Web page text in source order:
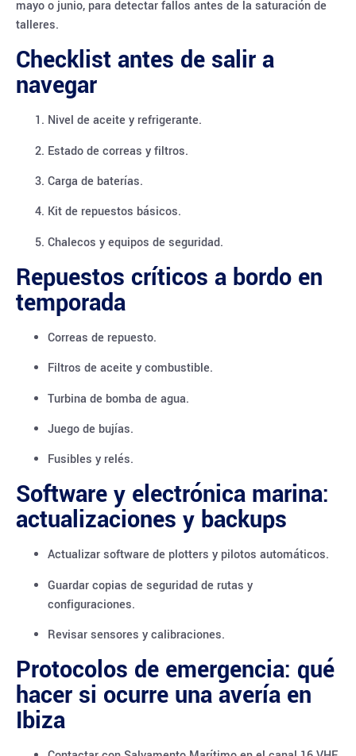
mayo o junio, para detectar fallos antes de la saturación de
talleres.
Checklist antes de salir a
navegar
Nivel de aceite y refrigerante.
Estado de correas y filtros.
Carga de baterías.
Kit de repuestos básicos.
Chalecos y equipos de seguridad.
Repuestos críticos a bordo en
temporada
Correas de repuesto.
Filtros de aceite y combustible.
Turbina de bomba de agua.
Juego de bujías.
Fusibles y relés.
Software y electrónica marina:
actualizaciones y backups
Actualizar software de plotters y pilotos automáticos.
Guardar copias de seguridad de rutas y
configuraciones.
Revisar sensores y calibraciones.
Protocolos de emergencia: qué
hacer si ocurre una avería en
Ibiza